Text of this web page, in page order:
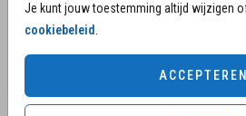
Je kunt jouw toestemming altijd wijzigen
cookiebeleid.
ACCEPTEREN